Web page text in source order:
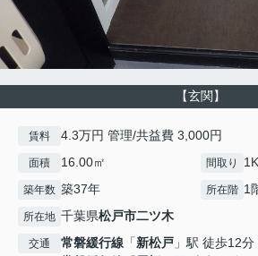
【玄関】
賃料 4.3万円 管理/共益費 3,000円
面積 16.00㎡ 間取り 1K
築年数 築37年 所在階 1
所在地 千葉県松戸市二ツ木
交通 常磐緩行線 「新松戸 」駅 徒歩12分